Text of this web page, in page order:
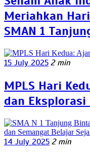
Meriahkan
SMAN 1
15 July 2025 2 min
MPLS Hari
dan Eksplorasi
14 July 2025 2 min